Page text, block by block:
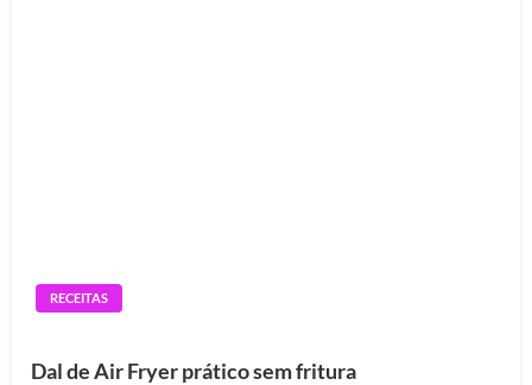
RECEITAS
Dal de Air Fryer prático sem fritura